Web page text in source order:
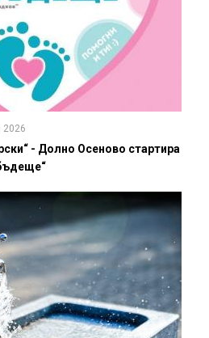
2026
- Долно Осеново стартира